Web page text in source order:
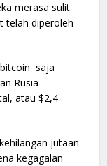
merasa sulit
telah diperoleh
saja
Rusia
atau $2,4
jutaan
kegagalan